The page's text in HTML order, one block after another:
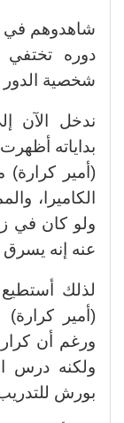
شاهدوهم في
دوره
شخصية الدور
ندخل الآن
بداياته
(أمير كرارة)
الكاميرا،
ولو كان في
عنه إنه يسرق
لذلك
(أمير
ورغم أن
ولكنه درس
بورش